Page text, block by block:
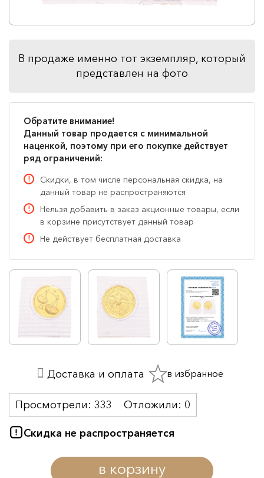
В продаже именно тот экземпляр, который
представлен на фото
Обратите внимание!
Данный товар продается с минимальной
наценкой, поэтому при его покупке действует
ряд ограничений:
Скидки, в том числе персональная скидка, на
данный товар не распространяются
Нельзя добавить в заказ акционные товары, если
в корзине присутствует данный товар
Не действует бесплатная доставка
в корзину
Скидка не распространяется
Просмотрели: 333 Отложили: 0
Доставка и оплата в избранное